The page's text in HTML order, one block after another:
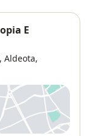
E
Aldeota,
separador